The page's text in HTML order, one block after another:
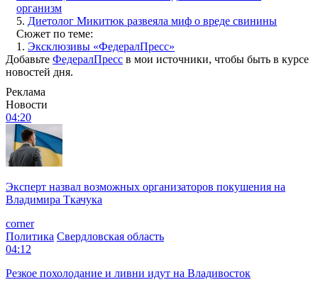
организм
5. Диетолог Микитюк развеяла миф о вреде свинины
Сюжет по теме:
1. Эксклюзивы «ФедералПресс»
Добавьте ФедералПресс в мои источники, чтобы быть в курсе
новостей дня.
Реклама
Новости
04:20
Эксперт назвал возможных организаторов покушения на
Владимира Ткачука
corner
Политика Свердловская область
04:12
Резкое похолодание и ливни идут на Владивосток